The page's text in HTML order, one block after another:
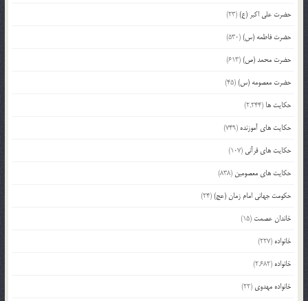
حضرت علی اکبر (ع)(23)
حضرت فاطمه (س)(530)
حضرت محمد (ص)(613)
حضرت معصومه (س)(45)
حکایت ها (2,244)
حکایت های آموزنده (749)
حکایت های قرآنی (107)
حکایت های معصومین (838)
حکومت جهانی امام زمان (عج)(24)
خاندان عصمت (15)
خانواده (227)
خانواده (2,682)
خانواده مهدوی (22)